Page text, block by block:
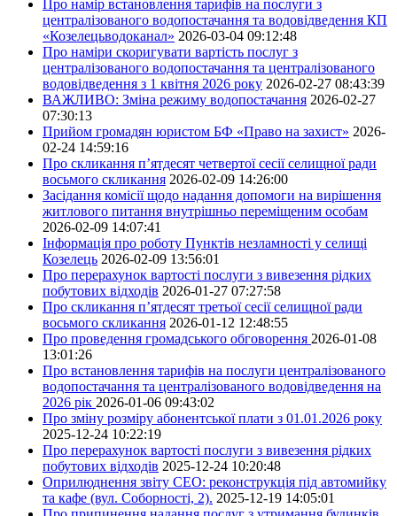
Про намір встановлення тарифів на послуги з
централізованого водопостачання та водовідведення КП
«Козелецьводоканал» 2026-03-04 09:12:48
Про наміри скоригувати вартість послуг з
централізованого водопостачання та централізованого
водовідведення з 1 квітня 2026 року 2026-02-27 08:43:39
ВАЖЛИВО: Зміна режиму водопостачання 2026-02-27
07:30:13
Прийом громадян юристом БФ «Право на захист» 2026-
02-24 14:59:16
Про скликання п’ятдесят четвертої сесії селищної ради
восьмого скликання 2026-02-09 14:26:00
Засідання комісії щодо надання допомоги на вирішення
житлового питання внутрішньо переміщеним особам
2026-02-09 14:07:41
Інформація про роботу Пунктів незламності у селищі
Козелець 2026-02-09 13:56:01
Про перерахунок вартості послуги з вивезення рідких
побутових відходів 2026-01-27 07:27:58
Про скликання п’ятдесят третьої сесії селищної ради
восьмого скликання 2026-01-12 12:48:55
Про проведення громадського обговорення 2026-01-08
13:01:26
Про встановлення тарифів на послуги централізованого
водопостачання та централізованого водовідведення на
2026 рік 2026-01-06 09:43:02
Про зміну розміру абонентської плати з 01.01.2026 року
2025-12-24 10:22:19
Про перерахунок вартості послуги з вивезення рідких
побутових відходів 2025-12-24 10:20:48
Оприлюднення звіту СЕО: реконструкція під автомийку
та кафе (вул. Соборності, 2). 2025-12-19 14:05:01